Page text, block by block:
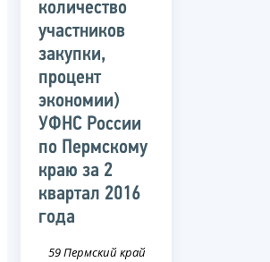
количество
участников
закупки,
процент
экономии)
УФНС России
по Пермскому
краю за 2
квартал 2016
года
59 Пермский край